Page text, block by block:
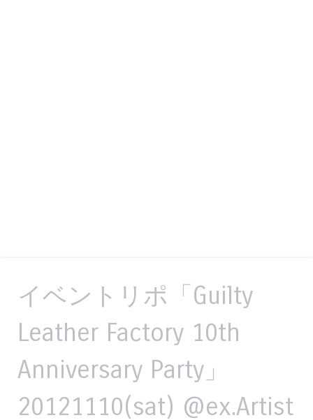
イベントリポ「Guilty
Leather Factory 10th
Anniversary Party」
20121110(sat) @ex.Artist